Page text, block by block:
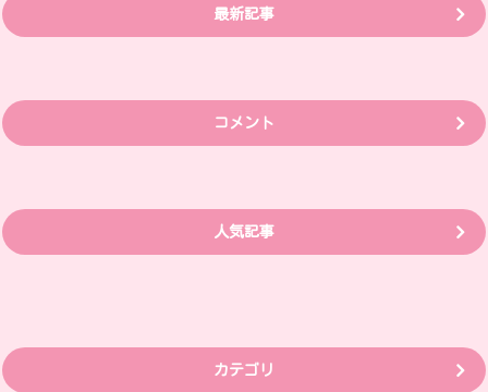
最新記事
コメント
人気記事
カテゴリ